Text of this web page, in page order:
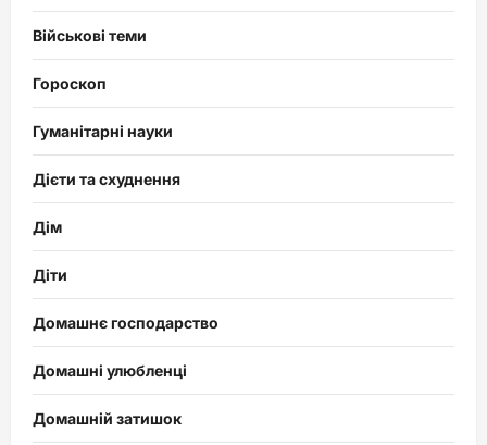
Військові теми
Гороскоп
Гуманітарні науки
Дієти та схуднення
Дім
Діти
Домашнє господарство
Домашні улюбленці
Домашній затишок